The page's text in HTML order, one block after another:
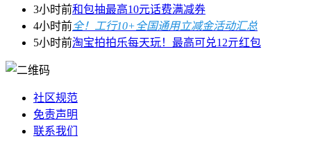
3小时前和包抽最高10元话费满减券
4小时前全！工行10+全国通用立减金活动汇总
5小时前淘宝拍拍乐每天玩！最高可兑12亓红包
社区规范
免责声明
联系我们